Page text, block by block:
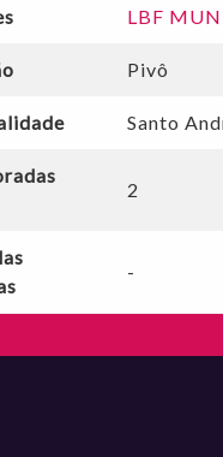
LBF MUN
Pivô
Santo
2
-